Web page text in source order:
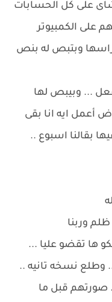
على كل الحسابات
على الكمبيوتر
وبتبص له بنص
... وبيبص لها
أعمل ايه انا بقى
بقالنا اسبوع ..
وربنا
ها تقضو عليا ...
وطلع نسخه تانيه ..
قبل ما